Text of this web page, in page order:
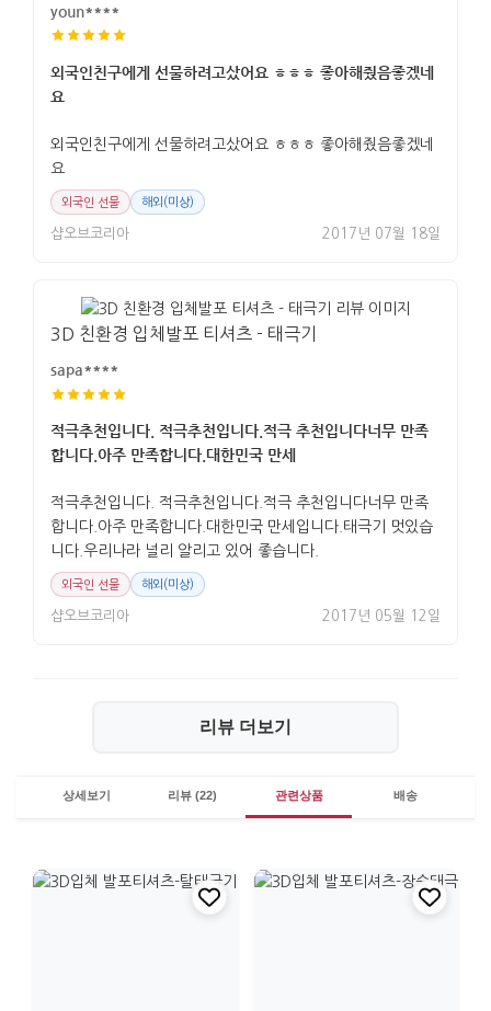
youn****
외국인친구에게 선물하려고샀어요 ㅎㅎㅎ 좋아해줬음좋겠네
요
외국인친구에게 선물하려고샀어요 ㅎㅎㅎ 좋아해줬음좋겠네
요
외국인 선물 해외(미상)
샵오브코리아 2017년 07월 18일
3D 친환경 입체발포 티셔츠 - 태극기
sapa****
적극추천입니다. 적극추천입니다.적극 추천입니다너무 만족
합니다.아주 만족합니다.대한민국 만세
적극추천입니다. 적극추천입니다.적극 추천입니다너무 만족
합니다.아주 만족합니다.대한민국 만세입니다.태극기 멋있습
니다.우리나라 널리 알리고 있어 좋습니다.
외국인 선물 해외(미상)
샵오브코리아 2017년 05월 12일
리뷰 더보기
상세보기 리뷰 (22) 관련상품 배송